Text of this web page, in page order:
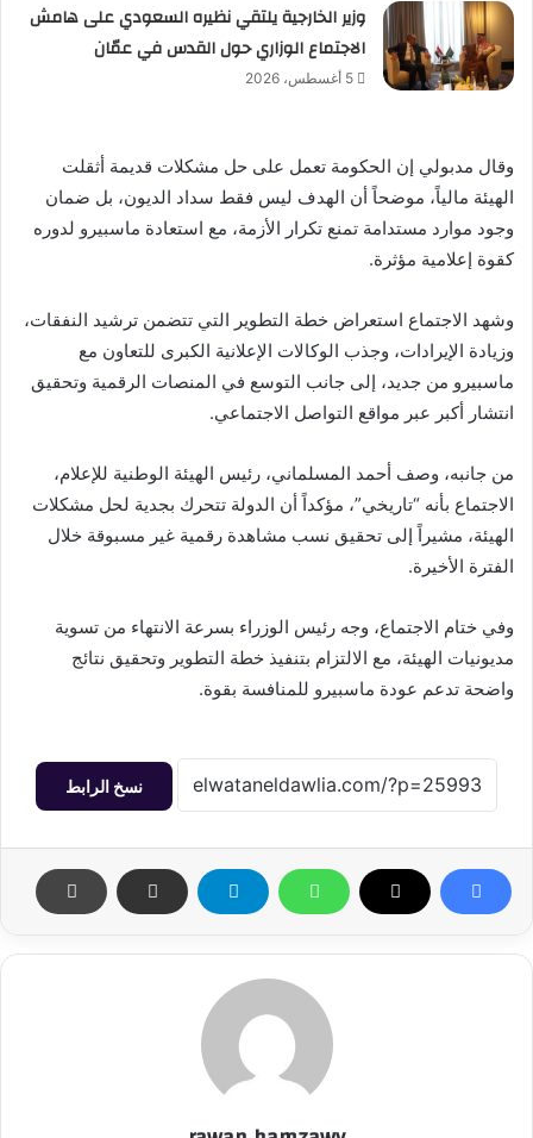
وزير الخارجية يلتقي نظيره السعودي على هامش
الاجتماع الوزاري حول القدس في عمّان
5 أغسطس، 2026
وقال مدبولي إن الحكومة تعمل على حل مشكلات قديمة أثقلت
الهيئة مالياً، موضحاً أن الهدف ليس فقط سداد الديون، بل ضمان
وجود موارد مستدامة تمنع تكرار الأزمة، مع استعادة ماسبيرو لدوره
كقوة إعلامية مؤثرة.
وشهد الاجتماع استعراض خطة التطوير التي تتضمن ترشيد النفقات،
وزيادة الإيرادات، وجذب الوكالات الإعلانية الكبرى للتعاون مع
ماسبيرو من جديد، إلى جانب التوسع في المنصات الرقمية وتحقيق
انتشار أكبر عبر مواقع التواصل الاجتماعي.
من جانبه، وصف أحمد المسلماني، رئيس الهيئة الوطنية للإعلام،
الاجتماع بأنه “تاريخي”، مؤكداً أن الدولة تتحرك بجدية لحل مشكلات
الهيئة، مشيراً إلى تحقيق نسب مشاهدة رقمية غير مسبوقة خلال
الفترة الأخيرة.
وفي ختام الاجتماع، وجه رئيس الوزراء بسرعة الانتهاء من تسوية
مديونيات الهيئة، مع الالتزام بتنفيذ خطة التطوير وتحقيق نتائج
واضحة تدعم عودة ماسبيرو للمنافسة بقوة.
نسخ الرابط